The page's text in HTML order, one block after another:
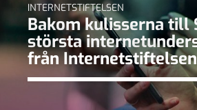
INTERNETSTIFTELSEN
Bakom kulisserna till
största
från Internetstiftelsen